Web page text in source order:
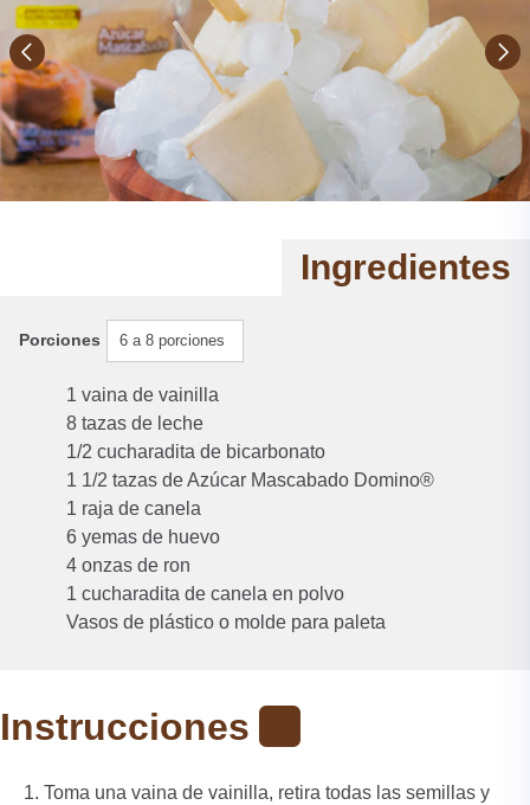
Ingredientes
Porciones 6 a 8 porciones
1 vaina de vainilla
8 tazas de leche
1/2 cucharadita de bicarbonato
1 1/2 tazas de Azúcar Mascabado Domino®
1 raja de canela
6 yemas de huevo
4 onzas de ron
1 cucharadita de canela en polvo
Vasos de plástico o molde para paleta
Instrucciones
Toma una vaina de vainilla, retira todas las semillas y